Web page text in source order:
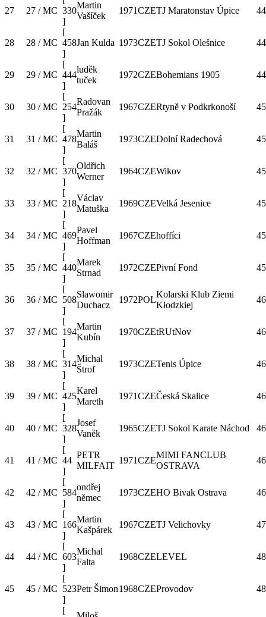
27 27 / MC 330
]
Martin
Vašíček
1971CZETJ Maratonstav Úpice
28 28 / MC
[
458
]
Jan Kulda 1973CZETJ Sokol Olešnice
29 29 / MC
[
444
]
luděk
tuček
1972CZEBohemians 1905
30 30 / MC
[
254
]
Radovan
Pražák
1967CZERtyně v Podkrkonoší
31 31 / MC
[
478
]
Martin
Baláš
1973CZEDolní Radechová
32 32 / MC
[
370
]
Oldřich
Werner
1964CZEWikov
33 33 / MC
[
218
]
Václav
Matuška
1969CZEVelká Jesenice
34 34 / MC
[
469
]
Pavel
Hoffman
1967CZEhoffíci
35 35 / MC
[
440
]
Marek
Strnad
1972CZEPivní Fond
36 36 / MC
[
508
]
Slawomir
Duchacz
1972POL
Kolarski Klub Ziemi
Kłodzkiej
37 37 / MC
[
194
]
Martin
Kubín
1970CZEtRUtNov
38 38 / MC
[
314
]
Michal
Štrof
1973CZETenis Úpice
39 39 / MC
[
425
]
Karel
Mareth
1971CZEČeská Skalice
40 40 / MC
[
328
]
Josef
Vaněk
1965CZETJ Sokol Karate Náchod
41 41 / MC
[
44
]
PETR
MILFAIT
1971CZE
MIMI FANCLUB
OSTRAVA
42 42 / MC
[
584
]
ondřej
němec
1973CZEHO Bivak Ostrava
43 43 / MC
[
166
]
Martin
Kašpárek
1967CZETJ Velichovky
44 44 / MC
[
603
]
Michal
Falta
1968CZELEVEL
45 45 / MC
[
523
]
Petr Šimon1968CZEProvodov
[